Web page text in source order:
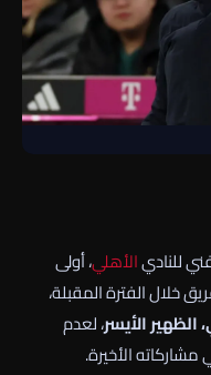
للناديالأهلي، أولى
خلال الفترة المقبلة،
الأيسر، لعدم
الأخيرة.